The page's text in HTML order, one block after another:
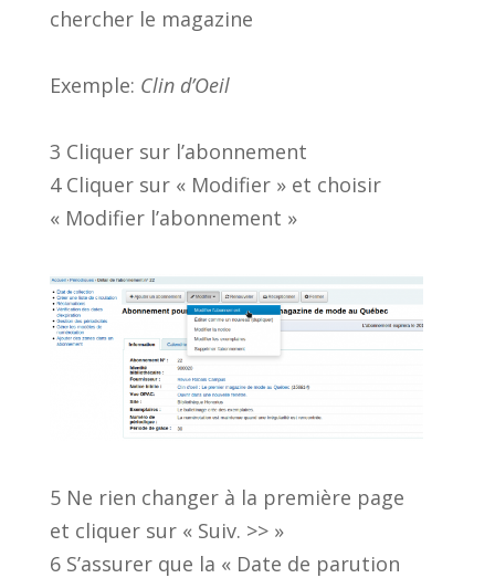
chercher le magazine
Exemple: Clin d’Oeil
3 Cliquer sur l’abonnement
4 Cliquer sur « Modifier » et choisir
« Modifier l’abonnement »
5 Ne rien changer à la première page
et cliquer sur « Suiv. >> »
6 S’assurer que la « Date de parution